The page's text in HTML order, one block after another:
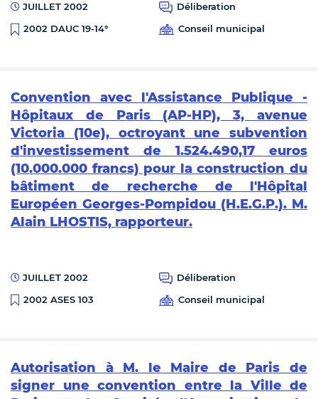
JUILLET 2002
Déliberation
2002 DAUC 19-14°
Conseil municipal
Convention avec l'Assistance Publique -
Hôpitaux de Paris (AP-HP), 3, avenue
Victoria (10e), octroyant une subvention
d'investissement de 1.524.490,17 euros
(10.000.000 francs) pour la construction du
bâtiment de recherche de l'Hôpital
Européen Georges-Pompidou (H.E.G.P.). M.
Alain LHOSTIS, rapporteur.
JUILLET 2002
Déliberation
2002 ASES 103
Conseil municipal
Autorisation à M. le Maire de Paris de
signer une convention entre la Ville de